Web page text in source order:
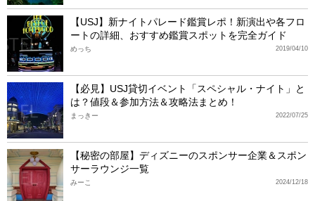
【USJ】新ナイトパレード鑑賞レポ！新演出や各フロ
ートの詳細、おすすめ鑑賞スポットを完全ガイド
2019/04/10
めっち
【必見】USJ貸切イベント「スペシャル・ナイト」と
は？値段＆参加方法＆攻略法まとめ！
2022/07/25
まっきー
【秘密の部屋】ディズニーのスポンサー企業＆スポン
サーラウンジ一覧
2024/12/18
みーこ